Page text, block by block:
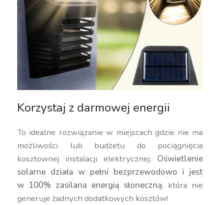
Korzystaj z darmowej energii
To idealne rozwiązanie w miejscach gdzie nie ma
możliwości lub budżetu do pociągnięcia
kosztownej instalacji elektrycznej. Oświetlenie
solarne działa w pełni bezprzewodowo i jest
w 100% zasilana energią słoneczną, która nie
generuje żadnych dodatkowych kosztów!